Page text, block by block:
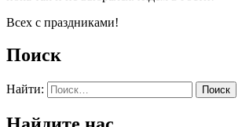
Всех с праздниками!
Поиск
Найти: